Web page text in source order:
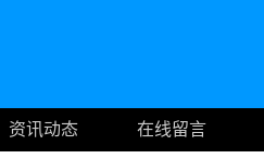
资讯动态 在线留言